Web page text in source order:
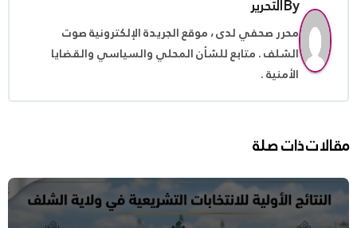
Byالتحرير
محرر صحفي لدى ، موقع الجريدة الإلكترونية صوت
الشلف . متابع للشأن المحلي والسياسي والقضايا
الأمنية .
مقالات ذات صلة